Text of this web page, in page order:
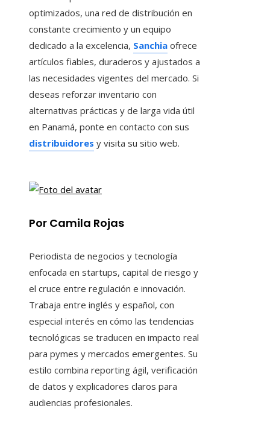
optimizados, una red de distribución en
constante crecimiento y un equipo
dedicado a la excelencia, Sanchia ofrece
artículos fiables, duraderos y ajustados a
las necesidades vigentes del mercado. Si
deseas reforzar inventario con
alternativas prácticas y de larga vida útil
en Panamá, ponte en contacto con sus
distribuidores y visita su sitio web.
Por Camila Rojas
Periodista de negocios y tecnología
enfocada en startups, capital de riesgo y
el cruce entre regulación e innovación.
Trabaja entre inglés y español, con
especial interés en cómo las tendencias
tecnológicas se traducen en impacto real
para pymes y mercados emergentes. Su
estilo combina reporting ágil, verificación
de datos y explicadores claros para
audiencias profesionales.